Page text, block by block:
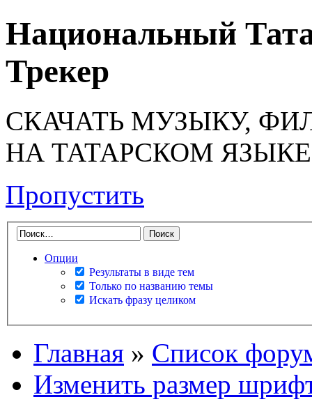
Национальный
Трекер
СКАЧАТЬ МУЗЫКУ,
НА ТАТАРСКОМ ЯЗЫКЕ
Пропустить
Опции
Результаты в виде тем
Только по названию темы
Искать фразу целиком
Главная » Список
Изменить размер